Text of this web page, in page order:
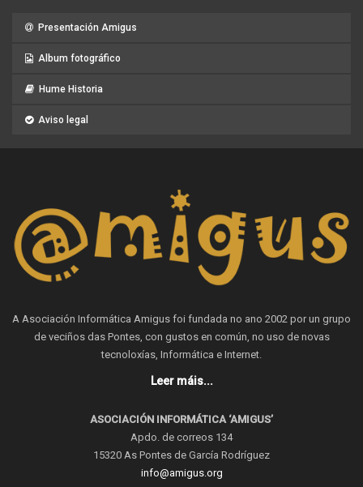
Presentación Amigus
Album fotográfico
Hume Historia
Aviso legal
A Asociación Informática Amigus foi fundada no ano 2002 por un grupo
de veciños das Pontes, con gustos en común, no uso de novas
tecnoloxías, Informática e Internet.
Leer máis...
ASOCIACIÓN INFORMÁTICA ‘AMIGUS’
Apdo. de correos 134
15320 As Pontes de García Rodríguez
info@amigus.org